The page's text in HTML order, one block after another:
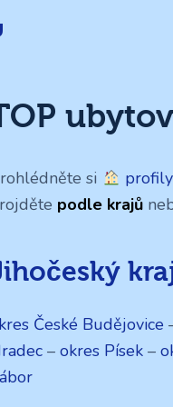
si
podle krajů
České Budějovice
–okres Písek –